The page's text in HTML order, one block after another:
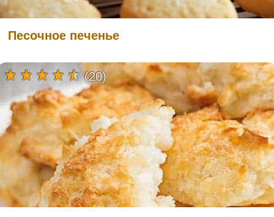
Песочное печенье
(20)